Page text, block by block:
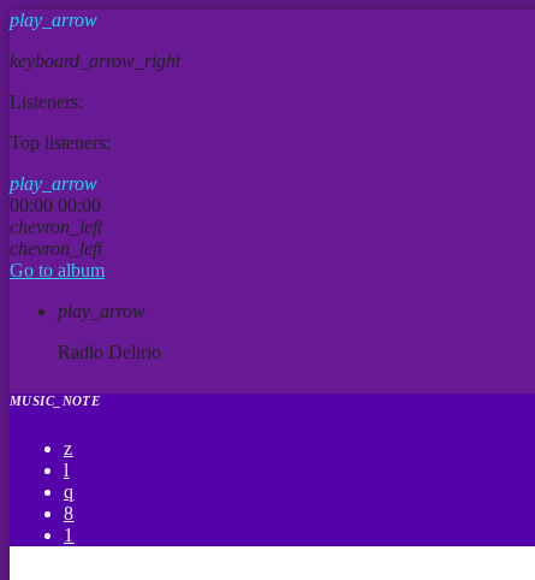
play_arrow
keyboard_arrow_right
Listeners:
Top listeners:
play_arrow
00:00 00:00
chevron_left
chevron_left
Go to album
play_arrow
Radio Delirio
MUSIC_NOTE